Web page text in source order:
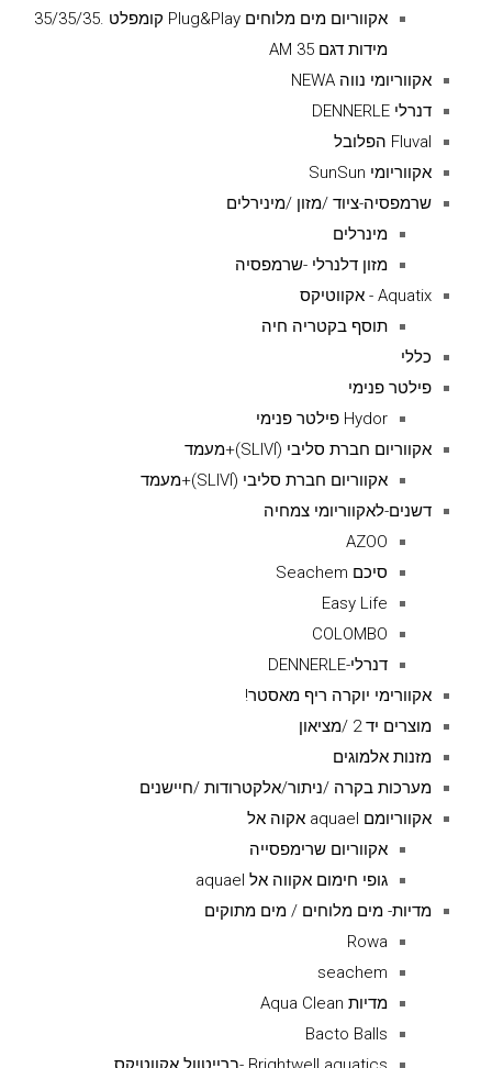
אקווריום מים מלוחים Plug&Play קומפלט .35/35/35
מידות דגם AM 35
אקווריומי נווה NEWA
דנרלי DENNERLE
Fluval הפלובל
אקווריומי SunSun
שרמפסיה-ציוד /מזון /מינירלים
מינרלים
מזון דלנרלי -שרמפסיה
Aquatix - אקווטיקס
תוסף בקטריה חיה
כללי
פילטר פנימי
Hydor פילטר פנימי
אקווריום חברת סליבי (SLIVIׂׂ)+מעמד
אקווריום חברת סליבי (SLIVIׂׂ)+מעמד
דשנים-לאקווריומי צמחיה
AZOO
סיכם Seachem
Easy Life
COLOMBO
דנרלי-DENNERLE
אקוורימי יוקרה ריף מאסטר!
מוצרים יד 2 /מציאון
מזנות אלמוגים
מערכות בקרה /ניתור/אלקטרודות /חיישנים
אקווריומם aquael אקוה אל
אקווריום שרימפסייה
גופי חימום אקווה אל aquael
מדיות- מים מלוחים / מים מתוקים
Rowa
seachem
מדיות Aqua Clean
Bacto Balls